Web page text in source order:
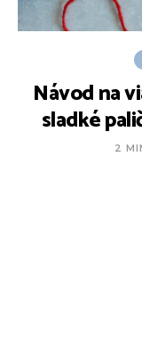
Návod na
sladké
2